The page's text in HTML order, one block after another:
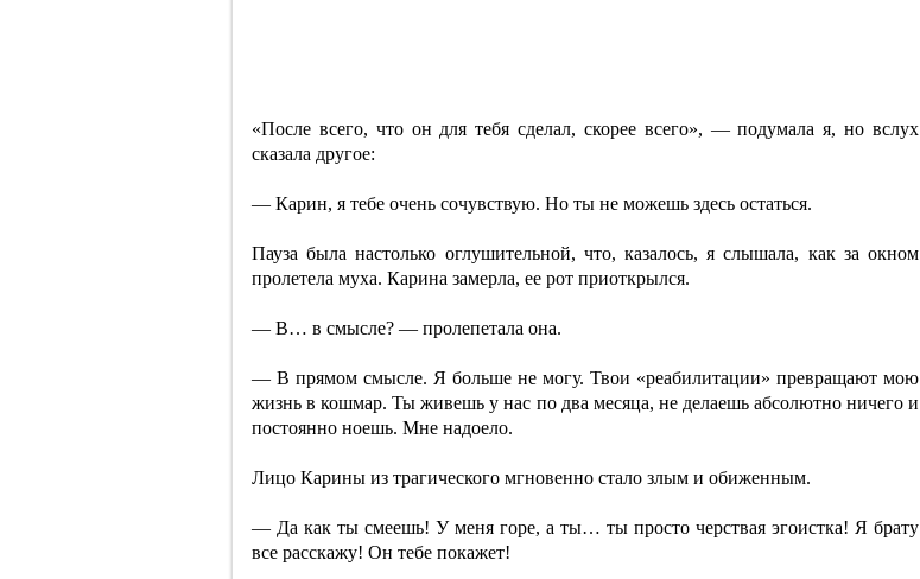
«После всего, что он для тебя сделал, скорее всего», — подумала я, но вслух
сказала другое:
— Карин, я тебе очень сочувствую. Но ты не можешь здесь остаться.
Пауза была настолько оглушительной, что, казалось, я слышала, как за окном
пролетела муха. Карина замерла, ее рот приоткрылся.
— В… в смысле? — пролепетала она.
— В прямом смысле. Я больше не могу. Твои «реабилитации» превращают мою
жизнь в кошмар. Ты живешь у нас по два месяца, не делаешь абсолютно ничего и
постоянно ноешь. Мне надоело.
Лицо Карины из трагического мгновенно стало злым и обиженным.
— Да как ты смеешь! У меня горе, а ты… ты просто черствая эгоистка! Я брату
все расскажу! Он тебе покажет!